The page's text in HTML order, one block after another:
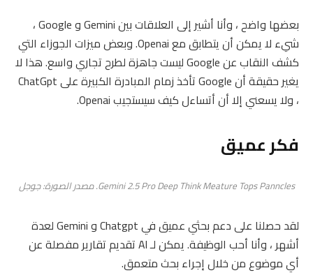
بعضها واضح ، وأنا أشير إلى العلاقات بين Gemini و Google ،
شيء لا يمكن أن يتطابق مع Openai. وبعض ميزات الجوزاء التي
كشف النقاب عن Google ليست جاهزة لطرح تجاري واسع. هذا لا
يغير حقيقة أن Google تأخذ زمام المبادرة الكبيرة على ChatGpt
، ولا يسعني إلا أن أتساءل كيف سيستجيب Openai.
فكر عميق
Gemini 2.5 Pro Deep Think Meature Tops Panncles. مصدر الصورة: جوجل
لقد حصلنا على دعم بحثي عميق في Chatgpt و Gemini لعدة
أشهر ، وأنا أحب الوظيفة. يمكن لـ AI تقديم تقارير مفصلة عن
أي موضوع من خلال إجراء بحث متعمق.